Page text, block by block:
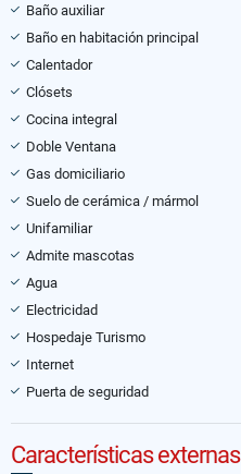
Baño auxiliar
Baño en habitación principal
Calentador
Clósets
Cocina integral
Doble Ventana
Gas domiciliario
Suelo de cerámica / mármol
Unifamiliar
Admite mascotas
Agua
Electricidad
Hospedaje Turismo
Internet
Puerta de seguridad
Características externas